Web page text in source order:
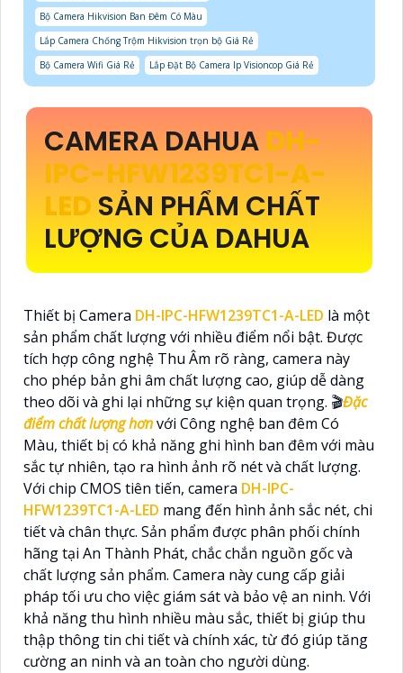
Bộ Camera Hikvision Ban Đêm Có Màu
Lắp Camera Chống Trộm Hikvision trọn bộ Giá Rẻ
Bộ Camera Wifi Giá Rẻ
Lắp Đặt Bộ Camera Ip Visioncop Giá Rẻ
CAMERA DAHUA DH-
IPC-HFW1239TC1-A-
LED SẢN PHẨM CHẤT
LƯỢNG CỦA DAHUA
Thiết bị Camera DH-IPC-HFW1239TC1-A-LED là một
sản phẩm chất lượng với nhiều điểm nổi bật. Được
tích hợp công nghệ Thu Âm rõ ràng, camera này
cho phép bản ghi âm chất lượng cao, giúp dễ dàng
theo dõi và ghi lại những sự kiện quan trọng. 🎬Đặc
điểm chất lượng hơnvới Công nghệ ban đêm Có
Màu, thiết bị có khả năng ghi hình ban đêm với màu
sắc tự nhiên, tạo ra hình ảnh rõ nét và chất lượng.
Với chip CMOS tiên tiến, camera DH-IPC-
HFW1239TC1-A-LED mang đến hình ảnh sắc nét, chi
tiết và chân thực. Sản phẩm được phân phối chính
hãng tại An Thành Phát, chắc chắn nguồn gốc và
chất lượng sản phẩm. Camera này cung cấp giải
pháp tối ưu cho việc giám sát và bảo vệ an ninh. Với
khả năng thu hình nhiều màu sắc, thiết bị giúp thu
thập thông tin chi tiết và chính xác, từ đó giúp tăng
cường an ninh và an toàn cho người dùng.